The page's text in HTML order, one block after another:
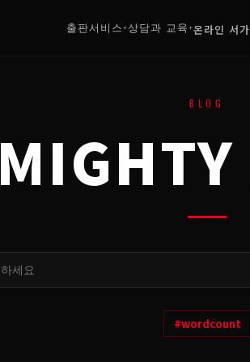
출판서비스 +상담과 교육 +온라인 서가
BLOG
MIGHTY
#wordcount